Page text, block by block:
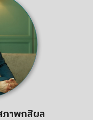
าพกสิผล